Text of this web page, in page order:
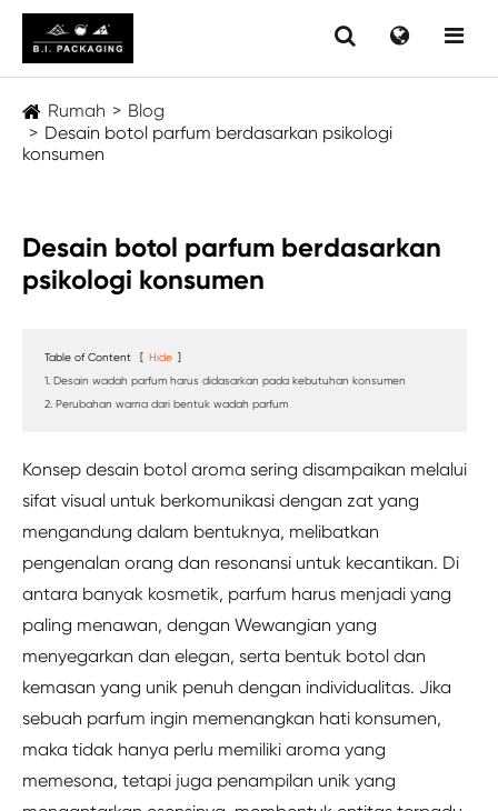
Rumah
Blog
Desain botol parfum berdasarkan psikologi
konsumen
Desain botol parfum berdasarkan
psikologi konsumen
Table of Content [ Hide ]
1. Desain wadah parfum harus didasarkan pada kebutuhan konsumen
2. Perubahan warna dari bentuk wadah parfum
Konsep desain botol aroma sering disampaikan melalui
sifat visual untuk berkomunikasi dengan zat yang
mengandung dalam bentuknya, melibatkan
pengenalan orang dan resonansi untuk kecantikan. Di
antara banyak kosmetik, parfum harus menjadi yang
paling menawan, dengan Wewangian yang
menyegarkan dan elegan, serta bentuk botol dan
kemasan yang unik penuh dengan individualitas. Jika
sebuah parfum ingin memenangkan hati konsumen,
maka tidak hanya perlu memiliki aroma yang
memesona, tetapi juga penampilan unik yang